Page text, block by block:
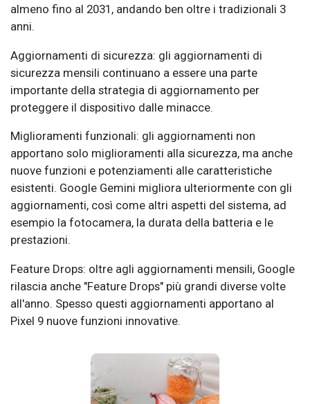
almeno fino al 2031, andando ben oltre i tradizionali 3
anni.
Aggiornamenti di sicurezza: gli aggiornamenti di
sicurezza mensili continuano a essere una parte
importante della strategia di aggiornamento per
proteggere il dispositivo dalle minacce.
Miglioramenti funzionali: gli aggiornamenti non
apportano solo miglioramenti alla sicurezza, ma anche
nuove funzioni e potenziamenti alle caratteristiche
esistenti. Google Gemini migliora ulteriormente con gli
aggiornamenti, così come altri aspetti del sistema, ad
esempio la fotocamera, la durata della batteria e le
prestazioni.
Feature Drops: oltre agli aggiornamenti mensili, Google
rilascia anche "Feature Drops" più grandi diverse volte
all'anno. Spesso questi aggiornamenti apportano al
Pixel 9 nuove funzioni innovative.